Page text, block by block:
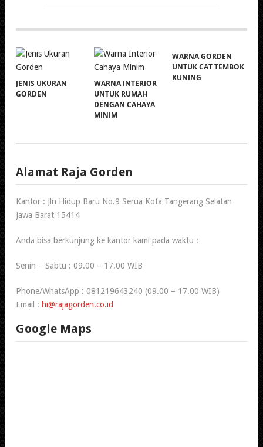
JENIS UKURAN
GORDEN
WARNA INTERIOR
UNTUK RUMAH
DENGAN CAHAYA
MINIM
WARNA GORDEN
UNTUK CAT TEMBOK
KUNING
Alamat Raja Gorden
Kantor : Jln Hidup Baru No.9 Serua Kota Tangerang Selatan
Jawa Barat 15414
Anda bisa berkunjung ke kantor kami pada waktu :
Senin – Sabtu : 09.00 – 17.00 WIB
Phone/WhatsApp : 081219643240 (09.00 – 17.00 WIB)
Email : hi@rajagorden.co.id
Google Maps